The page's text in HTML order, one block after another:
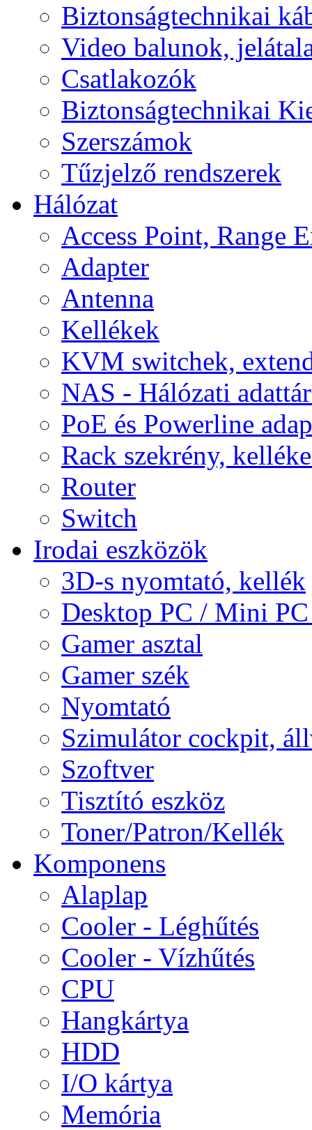
Biztonságtechnikai
Video balunok,
Csatlakozók
Biztonságtechnikai
Szerszámok
Tűzjelző rendszerek
Hálózat
Access Point, Range
Adapter
Antenna
Kellékek
KVM switchek,
NAS - Hálózati
PoE és Powerline
Rack szekrény,
Router
Switch
Irodai eszközök
3D-s nyomtató, kellék
Desktop PC / Mini
Gamer asztal
Gamer szék
Nyomtató
Szimulátor cockpit,
Szoftver
Tisztító eszköz
Toner/Patron/Kellék
Komponens
Alaplap
Cooler - Léghűtés
Cooler - Vízhűtés
CPU
Hangkártya
HDD
I/O kártya
Memória